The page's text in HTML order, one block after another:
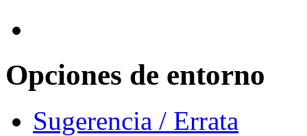
Opciones de entorno
Sugerencia / Errata